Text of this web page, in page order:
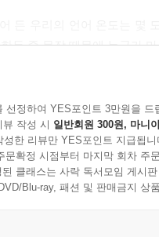
유
느낄 때
면 상대를 쳐다보지 않는다.
이 없어요” 혹은 “뜨겁던 마
면 관심이 멈추던 순간, 상
서
두 줄 문장 때문에 누군가
기록하는 일을 즐겨 하는
화에 귀를 기울인다. 그리
한 사연이 도사리고 있을 것
자가 일상에서 발견한 의
때마다 문장과 문장에 호
선정하여 YES포인트 3만원을 드
작성 시 일반회원 300원, 마니
한 리뷰만 YES포인트 지급됩니
문확정 시점부터 마지막 회차 주
클래스는 사락 독서모임 게시
Blu-ray, 패션 및 판매금지 상